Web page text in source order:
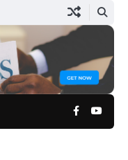
Facebook